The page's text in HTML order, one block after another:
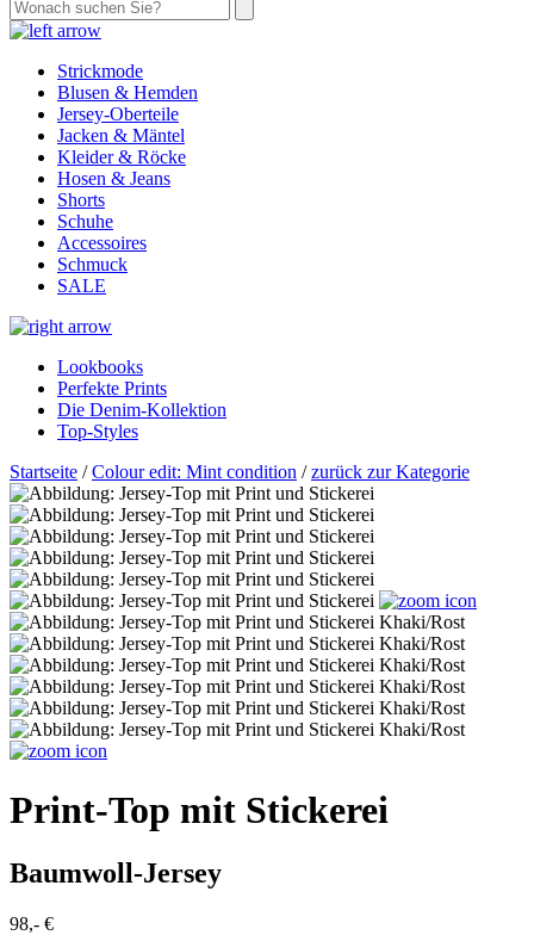
Strickmode
Blusen & Hemden
Jersey-Oberteile
Jacken & Mäntel
Kleider & Röcke
Hosen & Jeans
Shorts
Schuhe
Accessoires
Schmuck
SALE
Lookbooks
Perfekte Prints
Die Denim-Kollektion
Top-Styles
Startseite /Colour edit: Mint condition /zurück zur Kategorie
Print-Top mit Stickerei
Baumwoll-Jersey
98,- €